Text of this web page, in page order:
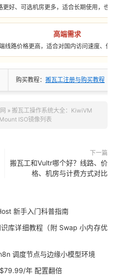
更好、可选机房更多，适合长期使用，也
高端需求
线路价格更高，适合对国内访问速度、低
购买教程： 搬瓦工注册与购买教程
» 搬瓦工操作系统大全：KiwiVM
ISO镜像列表
下一篇
搬瓦工和Vultr哪个好？线路、价
格、机房与计费方式对比
新手入门科普指南
库详细教程（附 Swap 小内存优
调度节点与边缘小模型环境
年 配置翻倍